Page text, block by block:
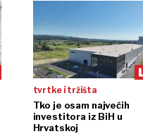
tvrtke i tržišta
Tko je osam najvećih
investitora iz BiH u
Hrvatskoj